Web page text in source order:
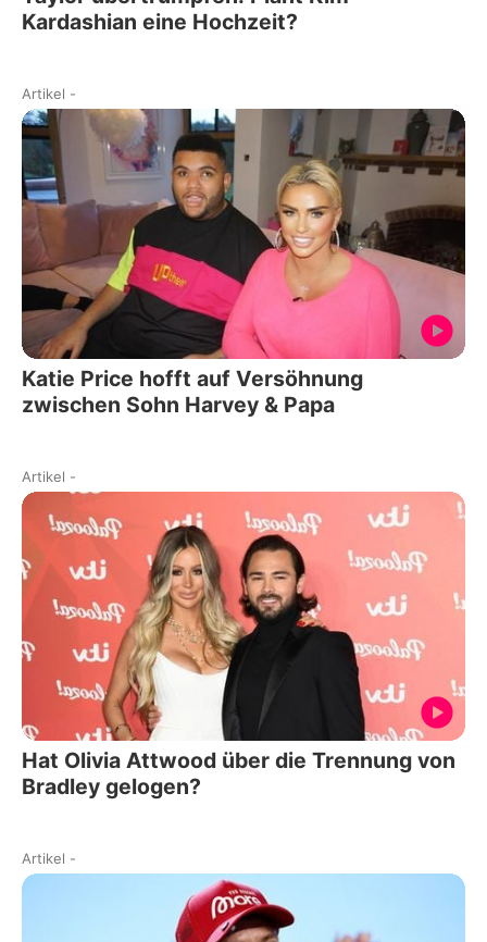
Kardashian eine Hochzeit?
Artikel -
Katie Price hofft auf Versöhnung
zwischen Sohn Harvey & Papa
Artikel -
Hat Olivia Attwood über die Trennung von
Bradley gelogen?
Artikel -